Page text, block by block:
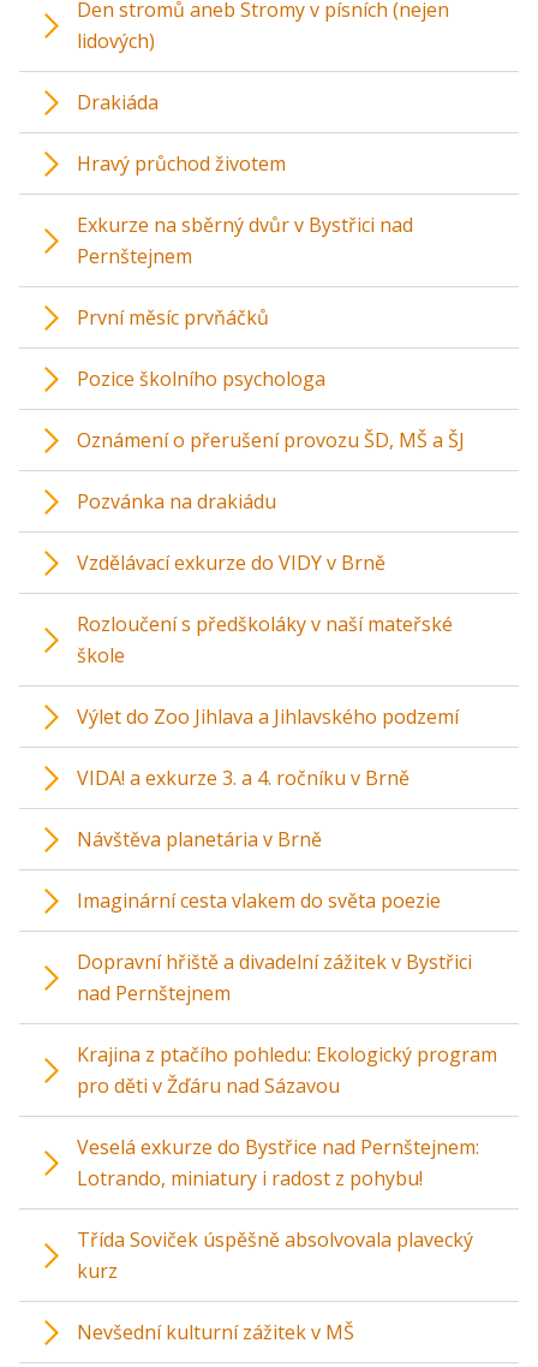
Den stromů aneb Stromy v písních (nejen
lidových)
Drakiáda
Hravý průchod životem
Exkurze na sběrný dvůr v Bystřici nad
Pernštejnem
První měsíc prvňáčků
Pozice školního psychologa
Oznámení o přerušení provozu ŠD, MŠ a ŠJ
Pozvánka na drakiádu
Vzdělávací exkurze do VIDY v Brně
Rozloučení s předškoláky v naší mateřské
škole
Výlet do Zoo Jihlava a Jihlavského podzemí
VIDA! a exkurze 3. a 4. ročníku v Brně
Návštěva planetária v Brně
Imaginární cesta vlakem do světa poezie
Dopravní hřiště a divadelní zážitek v Bystřici
nad Pernštejnem
Krajina z ptačího pohledu: Ekologický program
pro děti v Žďáru nad Sázavou
Veselá exkurze do Bystřice nad Pernštejnem:
Lotrando, miniatury i radost z pohybu!
Třída Soviček úspěšně absolvovala plavecký
kurz
Nevšední kulturní zážitek v MŠ